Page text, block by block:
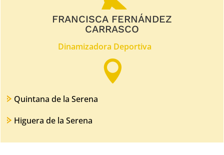
FRANCISCA FERNÁNDEZ
CARRASCO
Dinamizadora Deportiva

Quintana de la Serena
Higuera de la Serena